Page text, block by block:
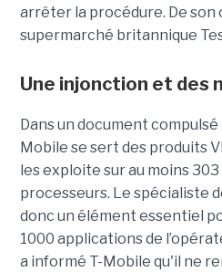
arrêter la procédure. De son
supermarché britannique
Une injonction et des
Dans un document
Mobile se sert des produits
les exploite sur au moins
processeurs. Le spécialiste
donc un élément essentiel
1000 applications de
a informé T-Mobile qu'il ne